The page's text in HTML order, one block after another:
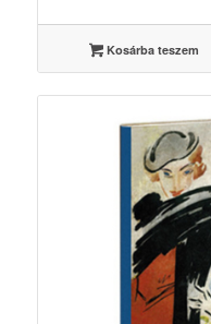
Kosárba teszem